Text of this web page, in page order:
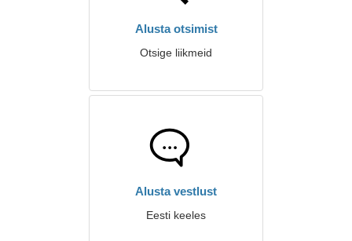
Alusta otsimist
Otsige liikmeid
Alusta vestlust
Eesti keeles